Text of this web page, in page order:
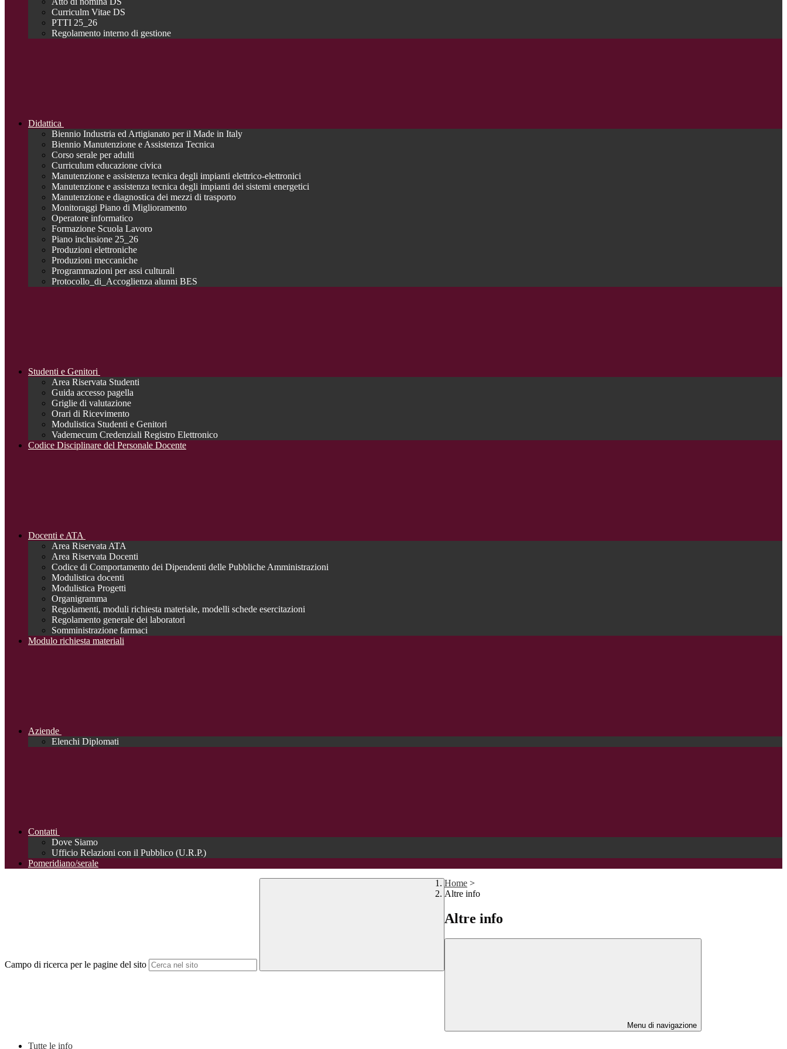
Curriculm Vitae DS
PTTI 25_26
Regolamento interno di gestione
Didattica
Biennio Industria ed Artigianato per il Made in Italy
Biennio Manutenzione e Assistenza Tecnica
Corso serale per adulti
Curriculum educazione civica
Manutenzione e assistenza tecnica degli impianti elettrico-elettronici
Manutenzione e assistenza tecnica degli impianti dei sistemi energetici
Manutenzione e diagnostica dei mezzi di trasporto
Monitoraggi Piano di Miglioramento
Operatore informatico
Formazione Scuola Lavoro
Piano inclusione 25_26
Produzioni elettroniche
Produzioni meccaniche
Programmazioni per assi culturali
Protocollo_di_Accoglienza alunni BES
Studenti e Genitori
Area Riservata Studenti
Guida accesso pagella
Griglie di valutazione
Orari di Ricevimento
Modulistica Studenti e Genitori
Vademecum Credenziali Registro Elettronico
Codice Disciplinare del Personale Docente
Docenti e ATA
Area Riservata ATA
Area Riservata Docenti
Codice di Comportamento dei Dipendenti delle Pubbliche Amministrazioni
Modulistica docenti
Modulistica Progetti
Organigramma
Regolamenti, moduli richiesta materiale, modelli schede esercitazioni
Regolamento generale dei laboratori
Somministrazione farmaci
Modulo richiesta materiali
Aziende
Elenchi Diplomati
Contatti
Dove Siamo
Ufficio Relazioni con il Pubblico (U.R.P.)
Pomeridiano/serale
Campo di ricerca per le pagine del sito
Home >
Altre info
Altre info
Menu di navigazione
Tutte le info